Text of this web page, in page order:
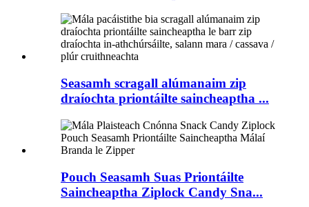
Seasamh scragall alúmanaim zip
draíochta priontáilte saincheaptha ...
Pouch Seasamh Suas Priontáilte
Saincheaptha Ziplock Candy Sna...